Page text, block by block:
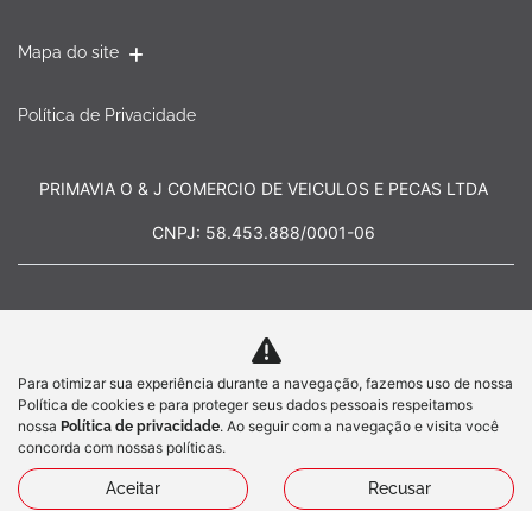
Mapa do site
Política de Privacidade
PRIMAVIA O & J COMERCIO DE VEICULOS E PECAS LTDA
CNPJ: 58.453.888/0001-06
No trânsito, enxergar o outro salva
vidas.
Desenvolvido pela DEALERSPACE ® Direitos Reservados.
Para otimizar sua experiência durante a navegação, fazemos uso de nossa
Política de cookies e para proteger seus dados pessoais respeitamos
nossa Política de privacidade. Ao seguir com a navegação e visita você
concorda com nossas políticas.
Aceitar Recusar